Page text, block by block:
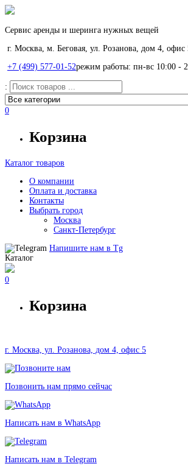
Сервис аренды и шеринга нужных вещей
г. Москва, м. Беговая, ул. Розанова, дом 4, офис
+7 (499) 577-01-52режим работы: пн-вс 10:00 -
:
0
Корзина
Каталог товаров
О компании
Оплата и доставка
Контакты
Выбрать город
Москва
Санкт-Петербург
Напишите нам в Tg
Каталог
0
Корзина
г. Москва, ул. Розанова, дом 4, офис 5
Позвонить нам прямо сейчас
Написать нам в WhatsApp
Написать нам в Telegram